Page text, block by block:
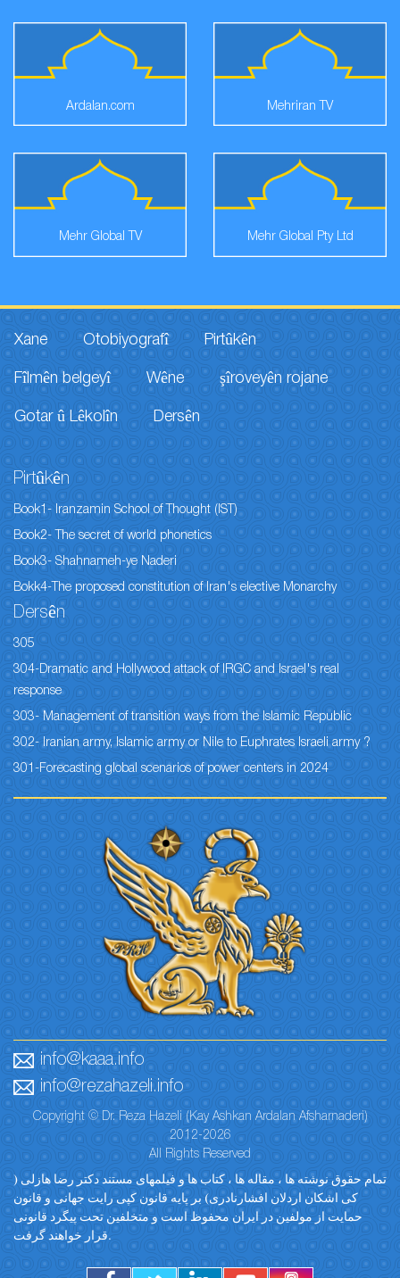
Ardalan.com Mehriran TV
Mehr Global TV Mehr Global Pty Ltd
Xane Otobiyografî Pirtûkên
Fîlmên belgeyî Wêne şîroveyên rojane
Gotar û Lêkolîn Dersên
Pirtûkên
Book1- Iranzamin School of Thought (IST)
Book2- The secret of world phonetics
Book3- Shahnameh-ye Naderi
Bokk4-The proposed constitution of Iran's elective Monarchy
Dersên
305
304-Dramatic and Hollywood attack of IRGC and Israel's real
response
303- Management of transition ways from the Islamic Republic
302- Iranian army, Islamic army or Nile to Euphrates Israeli army ?
301-Forecasting global scenarios of power centers in 2024
info@kaaa.info
info@rezahazeli.info
Copyright © Dr. Reza Hazeli (Kay Ashkan Ardalan Afsharnaderi)
2012-2026
All Rights Reserved
تمام حقوق نوشته ها ، مقاله ها ، کتاب ها و فیلمهای مستند دکتر رضا هازلی (
کی اشکان اردلان افشارنادری) بر پایه قانون کپی رایت جهانی و قانون
حمایت از مولفین در ایران محفوظ است و متخلفین تحت پیگرد قانونی
قرار خواهند گرفت.